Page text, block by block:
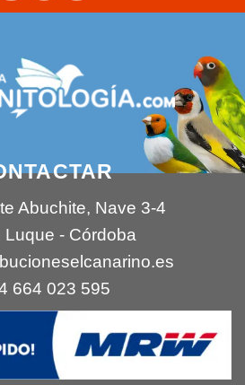
Abuchite, Nave 3-4
Luque - Córdoba
664 023 595